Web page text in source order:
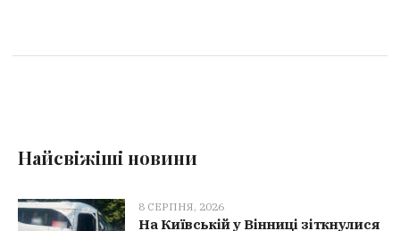
Найсвіжіші новини
8 СЕРПНЯ, 2026
На Київській у Вінниці зіткнулися